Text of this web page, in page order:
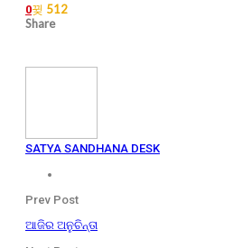
0
512
Share
SATYA SANDHANA DESK
Prev Post
ଆଜିର ଅନୁଚିନ୍ତା